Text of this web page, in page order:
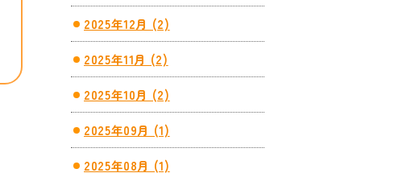
2025年12月 (2)
2025年11月 (2)
2025年10月 (2)
2025年09月 (1)
2025年08月 (1)